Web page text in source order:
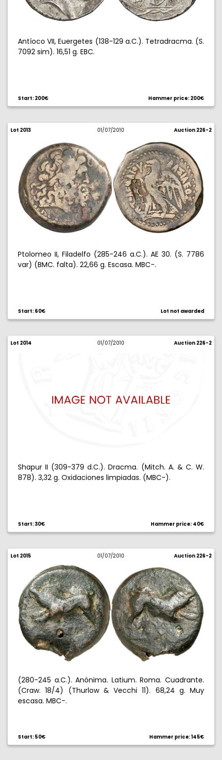
Antíoco VII, Euergetes (138-129 a.C.). Tetradracma. (S.
7092 sim). 16,51 g. EBC.
Start: 200€ Hammer price: 200€
Lot 2013 01/07/2010 Auction 226-2
Ptolomeo II, Filadelfo (285-246 a.C.). AE 30. (S. 7786
var) (BMC. falta). 22,66 g. Escasa. MBC-.
Start: 60€ Lot not awarded
Lot 2014 01/07/2010 Auction 226-2
Shapur II (309-379 d.C.). Dracma. (Mitch. A. & C. W.
878). 3,32 g. Oxidaciones limpiadas. (MBC-).
Start: 30€ Hammer price: 40€
Lot 2015 01/07/2010 Auction 226-2
(280-245 a.C.). Anónima. Latium. Roma. Cuadrante.
(Craw. 18/4) (Thurlow & Vecchi 11). 68,24 g. Muy
escasa. MBC-.
Start: 50€ Hammer price: 145€